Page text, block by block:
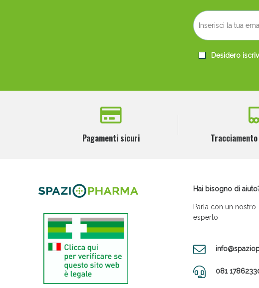
Desidero
Pagamenti sicuri
Hai bisogno di
Parla con un nostro
esperto
081